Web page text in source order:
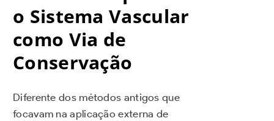
o Sistema Vascular
como Via de
Conservação
Diferente dos métodos antigos que
focavam na aplicação externa de